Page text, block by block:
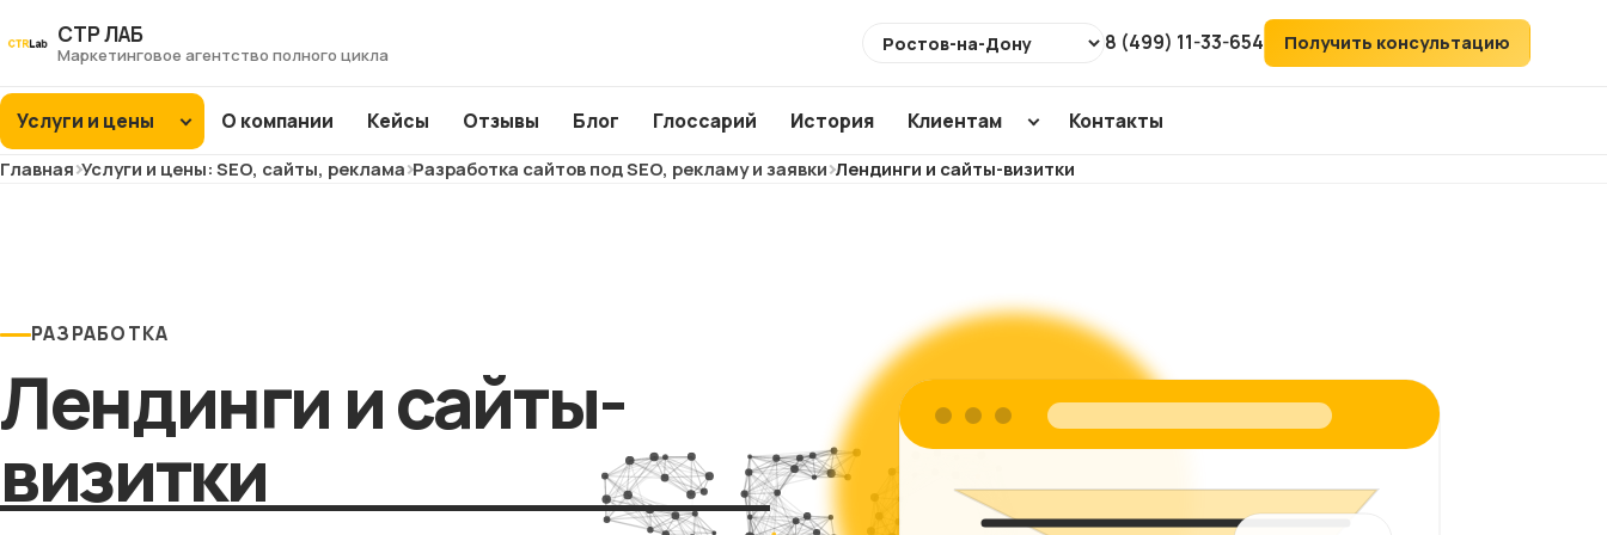
СТР ЛАБ
Маркетинговое агентство полного цикла
Выберите
8 (499) 11-33-654 Получить консультацию
Услуги и цены
NEW
Сайты услуг
маркетплейсов
NEW
Корпоративные
сайты
Лендинги и
Usability аудит
Технический
Аудит вашего
подрядчика
Анализ сайтов
конкурентов
О компании Кейсы Отзывы Блог Глоссарий История Клиентам
NEW
Контакты
Главная Услуги и цены: SEO, сайты, реклама Разработка сайтов под SEO, рекламу и заявки Лендинги и сайты-визитки
РАЗРАБОТКА
Лендинги и сайты-
визитки